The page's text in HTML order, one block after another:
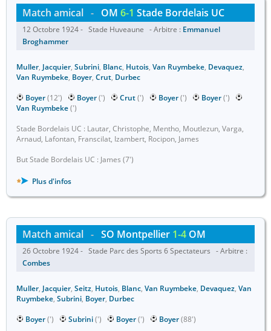
Match amical - OM 6-1 Stade Bordelais UC
12 Octobre 1924 - Stade Huveaune - Arbitre : Emmanuel
Broghammer
Muller, Jacquier, Subrini, Blanc, Hutois, Van Ruymbeke, Devaquez,
Van Ruymbeke, Boyer, Crut, Durbec
Boyer(12') Boyer(') Crut(') Boyer(') Boyer(')
Van Ruymbeke(')
Stade Bordelais UC : Lautar, Christophe, Mentho, Moutlezun, Varga,
Arnaud, Lafontan, Franscilat, Izambert, Rocipon, James
But Stade Bordelais UC : James (7')
Plus d'infos
Match amical - SO Montpellier 1-4 OM
26 Octobre 1924 - Stade Parc des Sports 6 Spectateurs - Arbitre :
Combes
Muller, Jacquier, Seitz, Hutois, Blanc, Van Ruymbeke, Devaquez, Van
Ruymbeke, Subrini, Boyer, Durbec
Boyer(') Subrini(') Boyer(') Boyer(88')